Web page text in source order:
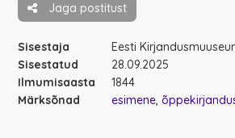
Jaga postitust
Sisestaja
Eesti
Sisestatud
28.09.2025
Ilmumisaasta
1844
Märksõnad
esimene